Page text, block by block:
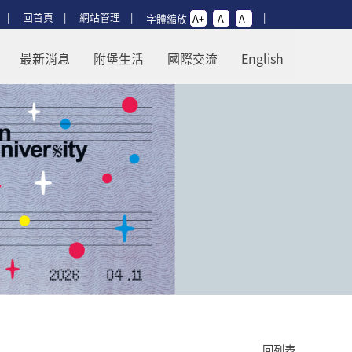
回首頁 網站管理 字體縮放 A+ A A-
最新消息 附堡生活 國際交流 English